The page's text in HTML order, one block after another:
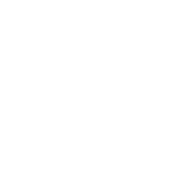
speed
750", Lithium-Ionen
"X01 Eagle AXS"
im Gepäckträger / rack-